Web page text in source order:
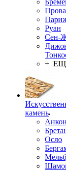
Руан
Сен-
+
камень
Осло